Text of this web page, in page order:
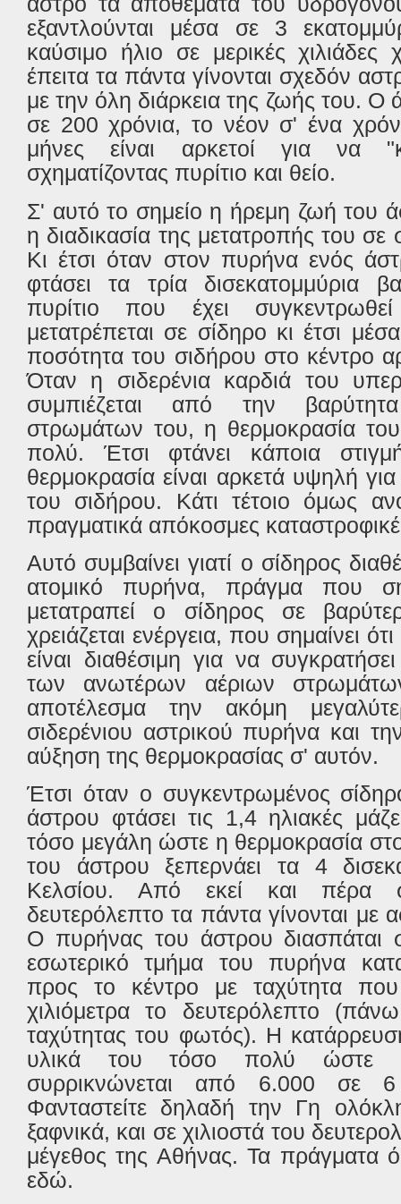
εξαντλούνται μέσα σε 3
καύσιμο ήλιο σε μερικές χιλιάδες
έπειτα τα πάντα γίνονται σχεδόν
με την όλη διάρκεια της ζωής του. Ο
σε 200 χρόνια, το νέον σ' ένα
μήνες είναι αρκετοί για να
σχηματίζοντας πυρίτιο και θείο.
Σ' αυτό το σημείο η ήρεμη ζωή του
η διαδικασία της μετατροπής του σε
Κι έτσι όταν στον πυρήνα ενός
φτάσει τα τρία δισεκατομμύρια
πυρίτιο που έχει
μετατρέπεται σε σίδηρο κι έτσι
ποσότητα του σιδήρου στο κέντρο
Όταν η σιδερένια καρδιά του
συμπιέζεται από την
στρωμάτων του, η θερμοκρασία
πολύ. Έτσι φτάνει κάποια
θερμοκρασία είναι αρκετά υψηλή
του σιδήρου. Κάτι τέτοιο όμως
πραγματικά απόκοσμες
Αυτό συμβαίνει γιατί ο σίδηρος
ατομικό πυρήνα, πράγμα που
μετατραπεί ο σίδηρος σε
χρειάζεται ενέργεια, που σημαίνει
είναι διαθέσιμη για να
των ανωτέρων αέριων
αποτέλεσμα την ακόμη
σιδερένιου αστρικού πυρήνα και
αύξηση της θερμοκρασίας σ' αυτόν.
Έτσι όταν ο συγκεντρωμένος
άστρου φτάσει τις 1,4 ηλιακές
τόσο μεγάλη ώστε η θερμοκρασία
του άστρου ξεπερνάει τα 4
Κελσίου. Από εκεί και πέρα
δευτερόλεπτο τα πάντα γίνονται με
Ο πυρήνας του άστρου διασπάται
εσωτερικό τμήμα του πυρήνα
προς το κέντρο με ταχύτητα
χιλιόμετρα το δευτερόλεπτο
ταχύτητας του φωτός). Η
υλικά του τόσο πολύ ώστε
συρρικνώνεται από 6.000 σε 6
Φανταστείτε δηλαδή την Γη
ξαφνικά, και σε χιλιοστά του
μέγεθος της Αθήνας. Τα πράγματα
εδώ.